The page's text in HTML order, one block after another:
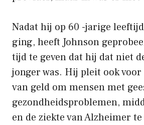
Nadat hij op 60 -jarige
ging, heeft Johnson
tijd te geven dat hij dat niet
jonger was. Hij pleit ook
van geld om mensen met
gezondheidsproblemen,
en de ziekte van Alzheimer